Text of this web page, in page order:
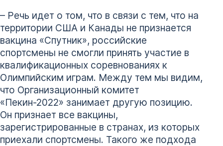
– Речь идет о том, что в связи с тем, что на
территории США и Канады не признается
вакцина «Спутник», российские
спортсмены не смогли принять участие в
квалификационных соревнованиях к
Олимпийским играм. Между тем мы видим,
что Организационный комитет
«Пекин-2022» занимает другую позицию.
Он признает все вакцины,
зарегистрированные в странах, из которых
приехали спортсмены. Такого же подхода